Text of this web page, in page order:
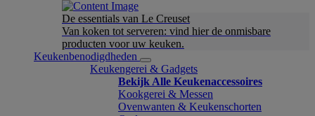
De essentials van Le Creuset
Van koken tot serveren: vind hier de onmisbare
producten voor uw keuken.
Keukenbenodigdheden
Keukengerei & Gadgets
Bekijk Alle Keukenaccessoires
Kookgerei & Messen
Ovenwanten & Keukenschorten